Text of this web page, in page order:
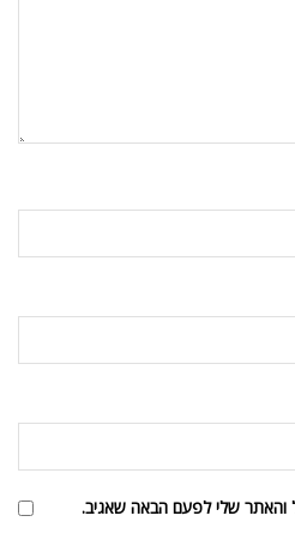
והאתר שלי לפעם הבאה שאגיב.